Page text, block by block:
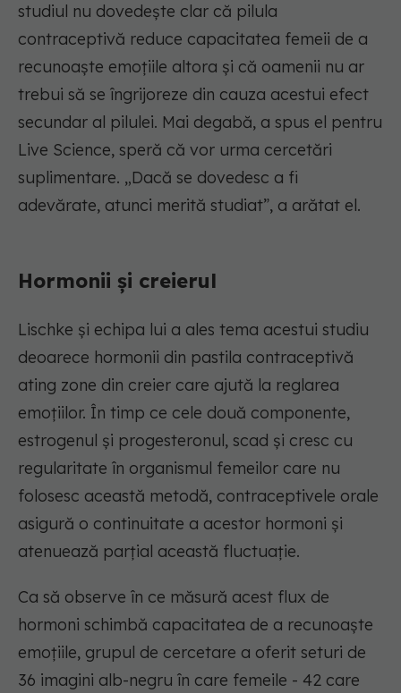
studiul nu dovedește clar că pilula
contraceptivă reduce capacitatea femeii de a
recunoaște emoțiile altora și că oamenii nu ar
trebui să se îngrijoreze din cauza acestui efect
secundar al pilulei. Mai degabă, a spus el pentru
Live Science, speră că vor urma cercetări
suplimentare. „Dacă se dovedesc a fi
adevărate, atunci merită studiat”, a arătat el.
Hormonii și creierul
Lischke și echipa lui a ales tema acestui studiu
deoarece hormonii din pastila contraceptivă
ating zone din creier care ajută la reglarea
emoțiilor. În timp ce cele două componente,
estrogenul și progesteronul, scad și cresc cu
regularitate în organismul femeilor care nu
folosesc această metodă, contraceptivele orale
asigură o continuitate a acestor hormoni și
atenuează parțial această fluctuație.
Ca să observe în ce măsură acest flux de
hormoni schimbă capacitatea de a recunoaște
emoțiile, grupul de cercetare a oferit seturi de
36 imagini alb-negru în care femeile - 42 care